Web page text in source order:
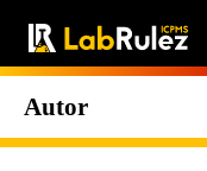
Autor